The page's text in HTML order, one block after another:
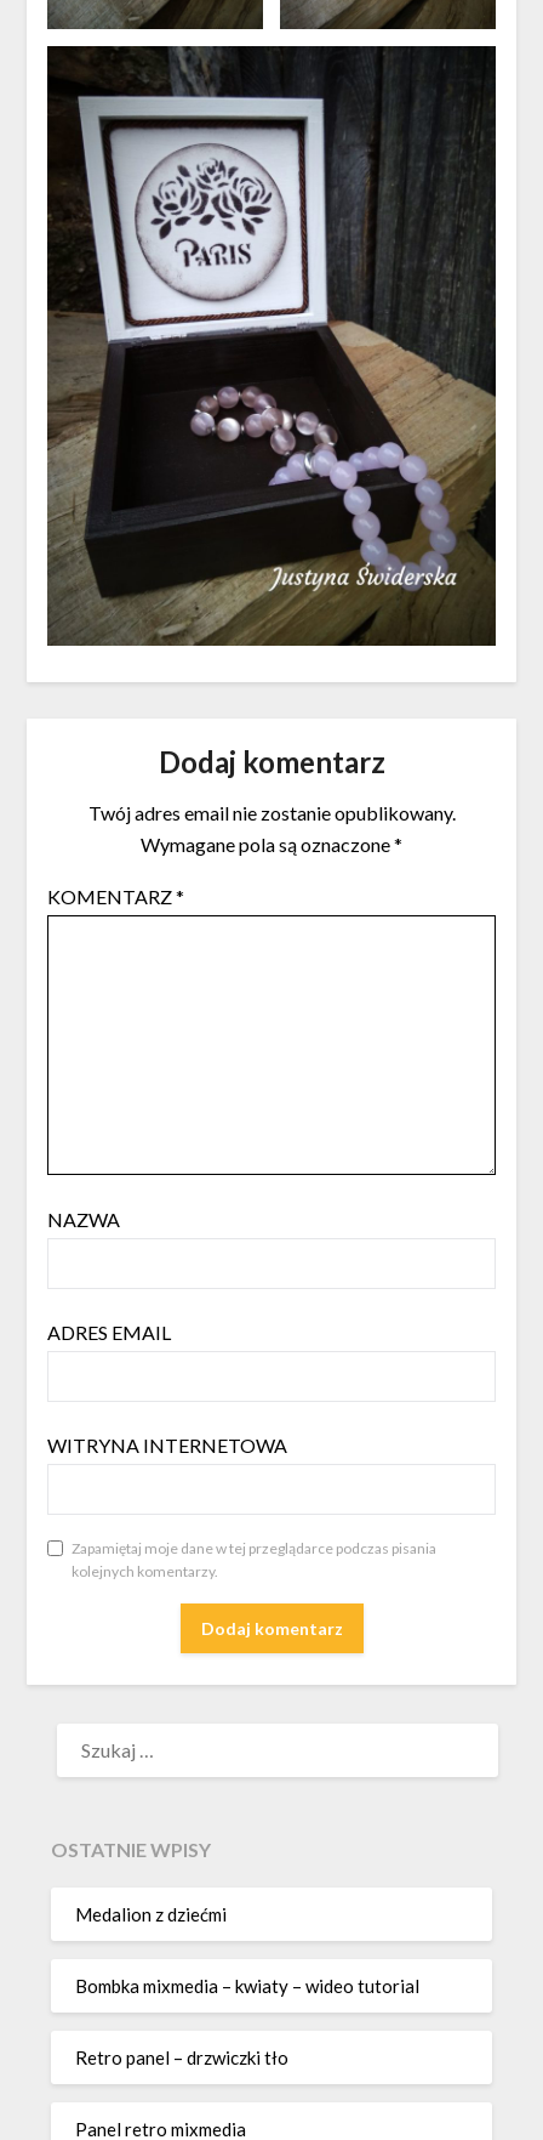
Dodaj komentarz
Twój adres email nie zostanie opublikowany.
Wymagane pola są oznaczone*
KOMENTARZ*
NAZWA
ADRES EMAIL
WITRYNA INTERNETOWA
Zapamiętaj moje dane w tej przeglądarce podczas pisania
kolejnych komentarzy.
OSTATNIE WPISY
Medalion z dziećmi
Bombka mixmedia – kwiaty – wideo tutorial
Retro panel – drzwiczki tło
Panel retro mixmedia